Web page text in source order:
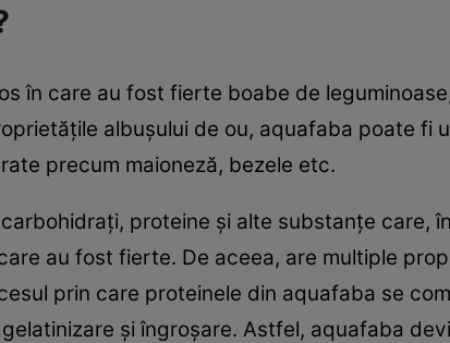
în care au fost fierte boabe de
albuşului de ou, aquafaba poate fi
precum maioneză, bezele etc.
proteine ​​şi alte substanţe care,
au fost fierte. De aceea, are multiple
prin care proteinele din aquafaba se
şi îngroşare. Astfel, aquafaba